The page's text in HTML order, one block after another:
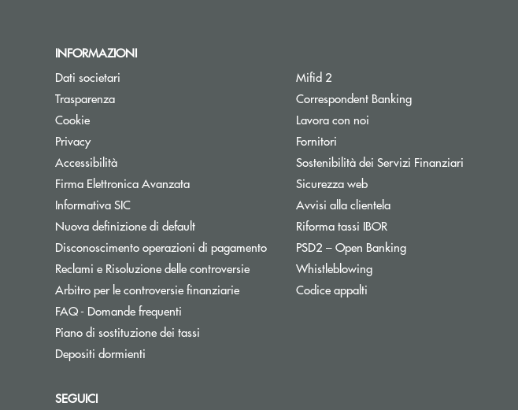
INFORMAZIONI
Dati societari
Trasparenza
Cookie
Privacy
Accessibilità
Firma Elettronica Avanzata
Informativa SIC
Nuova definizione di default
Disconoscimento operazioni di pagamento
Reclami e Risoluzione delle controversie
Arbitro per le controversie finanziarieApre una nuova finestra
FAQ - Domande frequenti
Piano di sostituzione dei tassi
Depositi dormienti
Mifid 2
Correspondent Banking
Lavora con noi
Fornitori
Sostenibilità dei Servizi Finanziari
Sicurezza web
Avvisi alla clientela
Riforma tassi IBOR
PSD2 – Open BankingApre una nuova finestra
Whistleblowing
Codice appalti
SEGUICI